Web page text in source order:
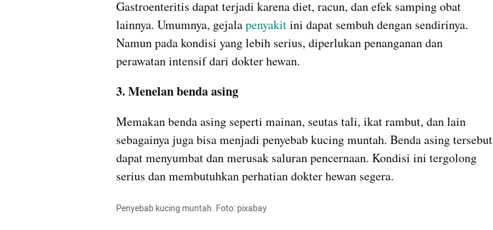
Gastroenteritis dapat terjadi karena diet, racun, dan efek samping obat
lainnya. Umumnya, gejala penyakit ini dapat sembuh dengan sendirinya.
Namun pada kondisi yang lebih serius, diperlukan penanganan dan
perawatan intensif dari dokter hewan.
3. Menelan benda asing
Memakan benda asing seperti mainan, seutas tali, ikat rambut, dan lain
sebagainya juga bisa menjadi penyebab kucing muntah. Benda asing tersebut
dapat menyumbat dan merusak saluran pencernaan. Kondisi ini tergolong
serius dan membutuhkan perhatian dokter hewan segera.
Penyebab kucing muntah. Foto: pixabay